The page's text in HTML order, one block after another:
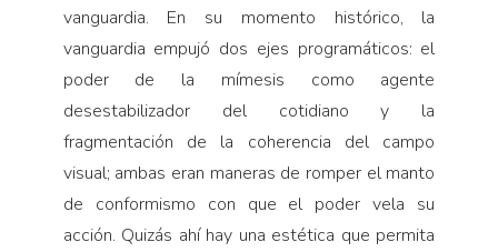
vanguardia. En su momento histórico, la
vanguardia empujó dos ejes programáticos: el
poder de la mímesis como agente
desestabilizador del cotidiano y la
fragmentación de la coherencia del campo
visual; ambas eran maneras de romper el manto
de conformismo con que el poder vela su
acción. Quizás ahí hay una estética que permita